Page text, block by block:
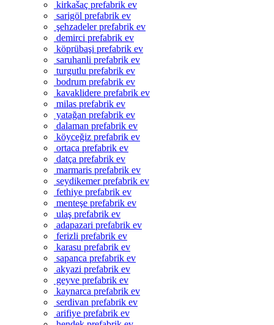
kirkašaç prefabrik ev
sarigöl prefabrik ev
şehzadeler prefabrik ev
demirci prefabrik ev
köprübaşi prefabrik ev
saruhanli prefabrik ev
turgutlu prefabrik ev
bodrum prefabrik ev
kavaklidere prefabrik ev
milas prefabrik ev
yatağan prefabrik ev
dalaman prefabrik ev
köyceğiz prefabrik ev
ortaca prefabrik ev
datça prefabrik ev
marmaris prefabrik ev
seydikemer prefabrik ev
fethiye prefabrik ev
menteşe prefabrik ev
ulaş prefabrik ev
adapazari prefabrik ev
ferizli prefabrik ev
karasu prefabrik ev
sapanca prefabrik ev
akyazi prefabrik ev
geyve prefabrik ev
kaynarca prefabrik ev
serdivan prefabrik ev
arifiye prefabrik ev